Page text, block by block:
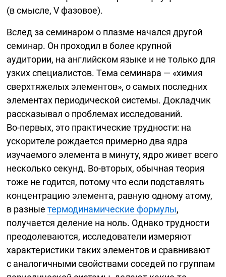
(в смысле, V фазовое).
Вслед за семинаром о плазме начался другой
семинар. Он проходил в более крупной
аудитории, на английском языке и не только для
узких специалистов. Тема семинара — «химия
сверхтяжелых элементов», о самых последних
элементах периодической системы. Докладчик
рассказывал о проблемах исследований.
Во-первых, это практические трудности: на
ускорителе рождается примерно два ядра
изучаемого элемента в минуту, ядро живет всего
несколько секунд. Во-вторых, обычная теория
тоже не годится, потому что если подставлять
концентрацию элемента, равную одному атому,
в разныетермодинамические формулы,
получается деление на ноль. Однако трудности
преодолеваются, исследователи измеряют
характеристики таких элементов и сравнивают
с аналогичными свойствами соседей по группам